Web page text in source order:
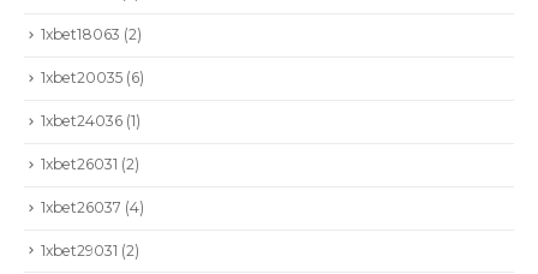
1xbet18063 (2)
1xbet20035 (6)
1xbet24036 (1)
1xbet26031 (2)
1xbet26037 (4)
1xbet29031 (2)